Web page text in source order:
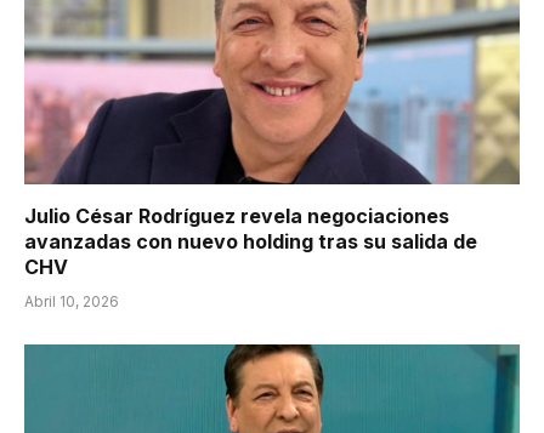
Julio César Rodríguez revela negociaciones
avanzadas con nuevo holding tras su salida de
CHV
Abril 10, 2026